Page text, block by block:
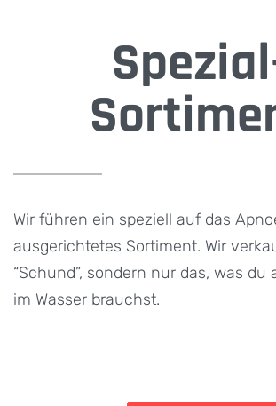
Wir führen ein speziell auf das
ausgerichtetes Sortiment. Wir
“Schund”, sondern nur das, was du
im Wasser brauchst.